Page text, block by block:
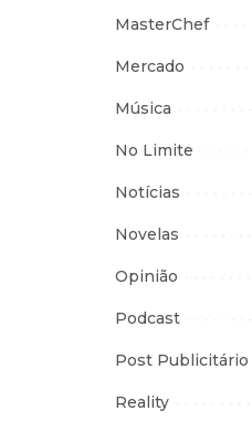
MasterChef
Mercado
Música
No Limite
Notícias
Novelas
Opinião
Podcast
Post Publicitário
Reality